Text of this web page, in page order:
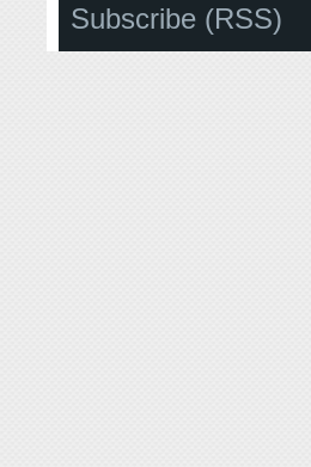
Subscribe (RSS)